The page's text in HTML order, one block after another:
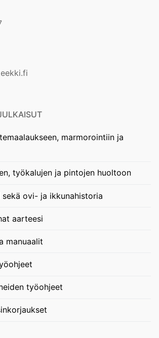
marmorointiin ja
työkalujen ja pintojen huoltoon
ovi- ja ikkunahistoria
aarteesi
manuaalit
työohjeet